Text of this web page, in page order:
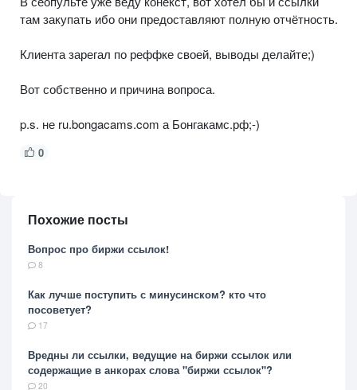
там закупать ибо они предоставляют полную отчётность.
Клиента зарегал по реффке своей, выводы делайте;)
Вот собственно и причина вопроса.
p.s. не ru.bongacams.com а Бонгакамс.рф;-)
0
Похожие посты
Вопрос про биржи ссылок!
8
Как лучше поступить с минусинском? кто что
посоветует?
17
Вредны ли ссылки, ведущие на биржи ссылок или
содержащие в анкорах слова "биржи ссылок"?
20